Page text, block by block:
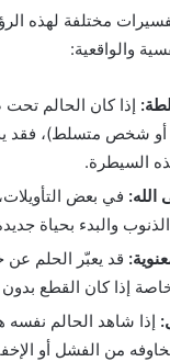
مختلفة لهذه
والواقعية:
إذا كان الحالم
أو شخص متسلط)، فقد
السيطرة.
الله: في بعض
والبدء بحياة
قد يعبّر الحلم عن
إذا كان القطع بدون
إذا شاهد الحالم
من الفشل أو